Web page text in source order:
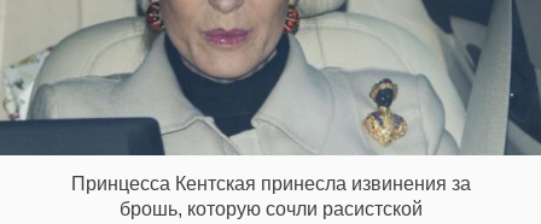
Принцесса Кентская принесла извинения за
брошь, которую сочли расистской